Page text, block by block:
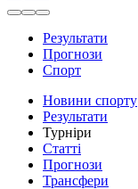
Результати
Прогнози
Спорт
Новини спорту
Результати
Турніри
Статті
Прогнози
Трансфери